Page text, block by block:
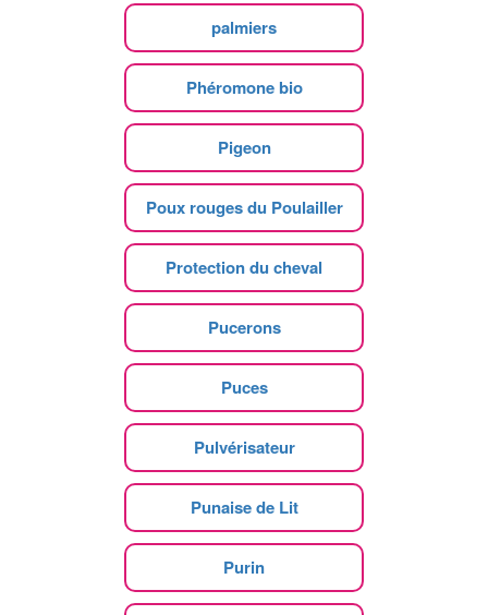
palmiers
Phéromone bio
Pigeon
Poux rouges du Poulailler
Protection du cheval
Pucerons
Puces
Pulvérisateur
Punaise de Lit
Purin